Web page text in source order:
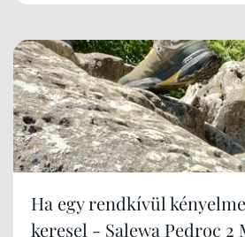
Ha egy rendkívül
keresel - Salewa Pedroc 2